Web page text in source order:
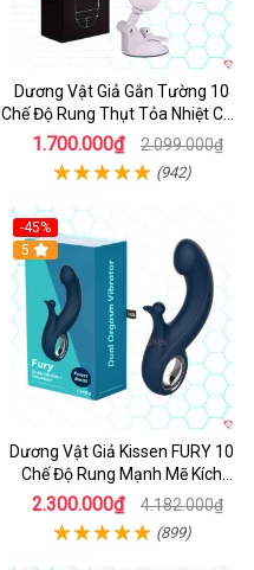
Dương Vật Giả Gắn Tường 10
Chế Độ Rung Thụt Tỏa Nhiệt Cao
Cấp
1.700.000₫ 2.099.000₫
(942)
-45%
Hot
5
Dương Vật Giả Kissen FURY 10
Chế Độ Rung Mạnh Mẽ Kích
Thích
2.300.000₫ 4.182.000₫
(899)